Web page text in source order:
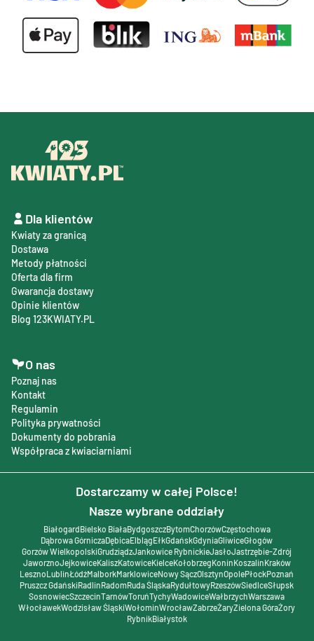
Dla klientów
Kwiaty za granicą
Dostawa
Metody płatności
Oferta dla firm
Gwarancja dostawy
Opinie klientów
Blog 123KWIATY.PL
O nas
Poznaj nas
Kontakt
Regulamin
Polityka prywatności
Dokumenty do pobrania
Współpraca z kwiaciarniami
Dostarczamy w całej Polsce!
Nasze wybrane oddziały
BiałogardBielsko BiałaBydgoszczBytomChorzówCzęstochowa
Dąbrowa GórniczaDębicaElblągEłkGdańskGdyniaGliwiceGłogów
Gorzów WielkopolskiGrudziądzJankowice RybnickieJasłoJastrzębie-Zdrój
JaworznoJejkowiceKaliszKatowiceKielceKołobrzegKoninKoszalinKraków
LesznoLublinŁódźMalborkMarklowiceNowy SączOlsztynOpolePłockPoznań
Pruszcz GdańskiRadlinRadomRuda ŚląskaRydułtowyRzeszówSiedlceSłupsk
SosnowiecSzczecinTarnówToruńTychyWadowiceWałbrzychWarszawa
WłocławekWodzisław ŚląskiWołominWrocławZabrzeŻaryZielona GóraŻory
RybnikBiałystok